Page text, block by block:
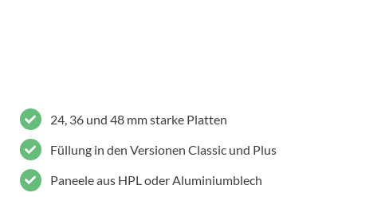
24, 36 und 48 mm starke Platten
Füllung in den Versionen Classic und Plus
Paneele aus HPL oder Aluminiumblech